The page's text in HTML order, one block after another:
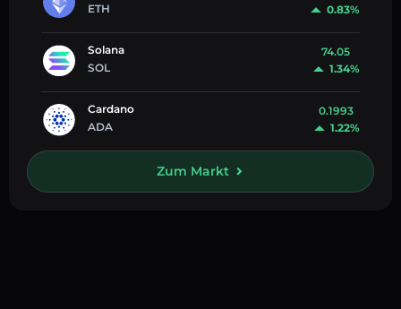
ETH
0.83%
Solana
SOL
74.05
1.34%
Cardano
ADA
0.1993
1.22%
Zum Markt